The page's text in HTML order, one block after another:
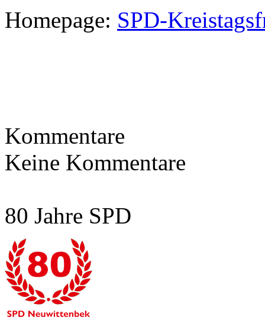
Homepage: SPD-
Kommentare
Keine Kommentare
80 Jahre SPD